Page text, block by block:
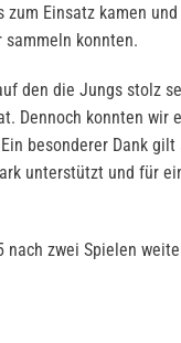
Einsatz kamen
konnten.
den die Jungs stolz
Dennoch konnten
besonderer Dank
unterstützt und für
zwei Spielen